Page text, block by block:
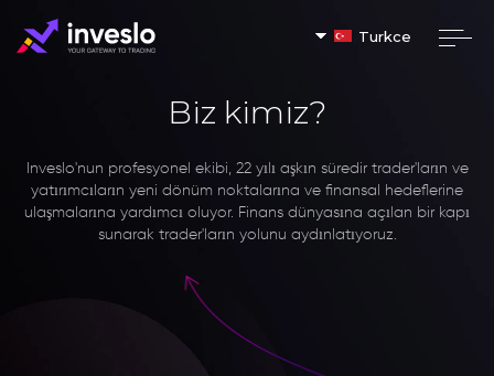
Turkce
Biz kimiz?
Inveslo'nun profesyonel ekibi, 22 yılı aşkın süredir trader'ların ve
yatırımcıların yeni dönüm noktalarına ve finansal hedeflerine
ulaşmalarına yardımcı oluyor. Finans dünyasına açılan bir kapı
sunarak trader'ların yolunu aydınlatıyoruz.